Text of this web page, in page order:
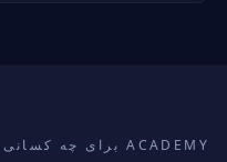
ACADEMY برای چه کسانی است